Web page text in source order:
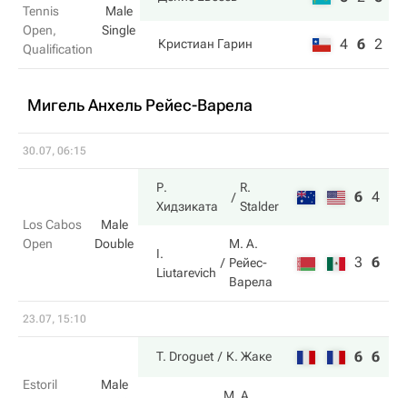
Tennis
Open,
Qualification
Male
Single
Кристиан Гарин 4 6 2
Мигель Анхель Рейес-Варела
30.07, 06:15
Los Cabos
Open
Male
Double
Р.
Хидзиката
R.
Stalder
6 4
I.
Liutarevich
М. А.
Рейес-
Варела
3 6
23.07, 15:10
Estoril
Male
T. Droguet К. Жаке 6 6